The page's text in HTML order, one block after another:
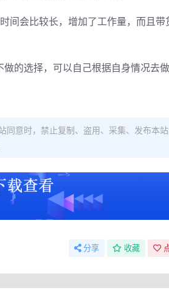
间会比较长，增加了工作量，而且带
的选择，可以自己根据自身情况去做
同意时，禁止复制、盗用、采集、发布本
分享 收藏